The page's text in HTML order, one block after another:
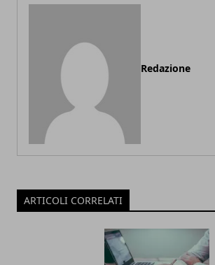
Redazione
ARTICOLI CORRELATI